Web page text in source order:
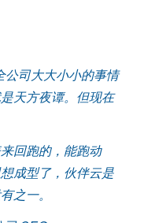
公司大大小小的事情
天方夜谭。但现在
回跑的，能跑动
成型了，伙伴云是
之一。